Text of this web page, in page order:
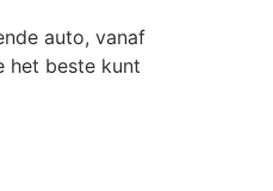
auto, vanaf
het beste kunt